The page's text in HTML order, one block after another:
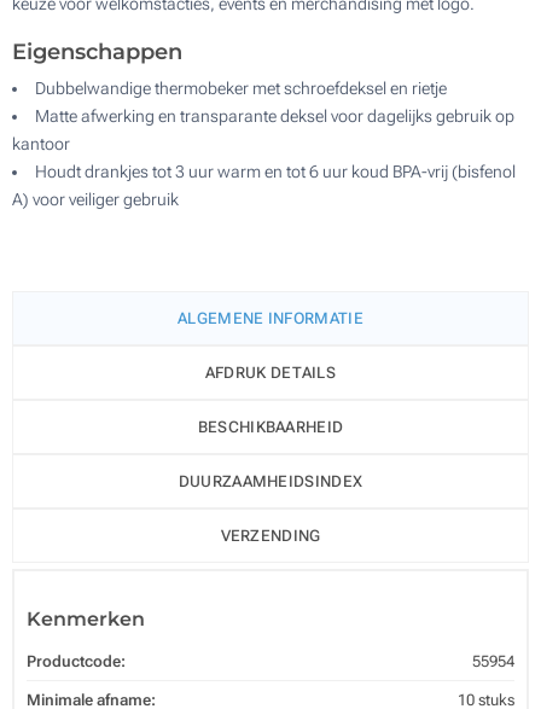
Eigenschappen
Dubbelwandige thermobeker met schroefdeksel en rietje
Matte afwerking en transparante deksel voor dagelijks gebruik op
kantoor
Houdt drankjes tot 3 uur warm en tot 6 uur koud BPA-vrij (bisfenol
A) voor veiliger gebruik
ALGEMENE INFORMATIE
AFDRUK DETAILS
BESCHIKBAARHEID
DUURZAAMHEIDSINDEX
VERZENDING
Kenmerken
Productcode: 55954
Minimale afname: 10 stuks